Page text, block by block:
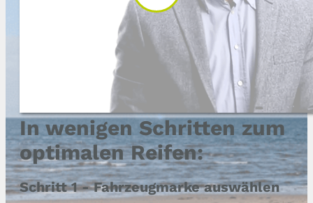
In wenigen Schritten zum
optimalen Reifen:
Schritt 1 - Fahrzeugmarke auswählen